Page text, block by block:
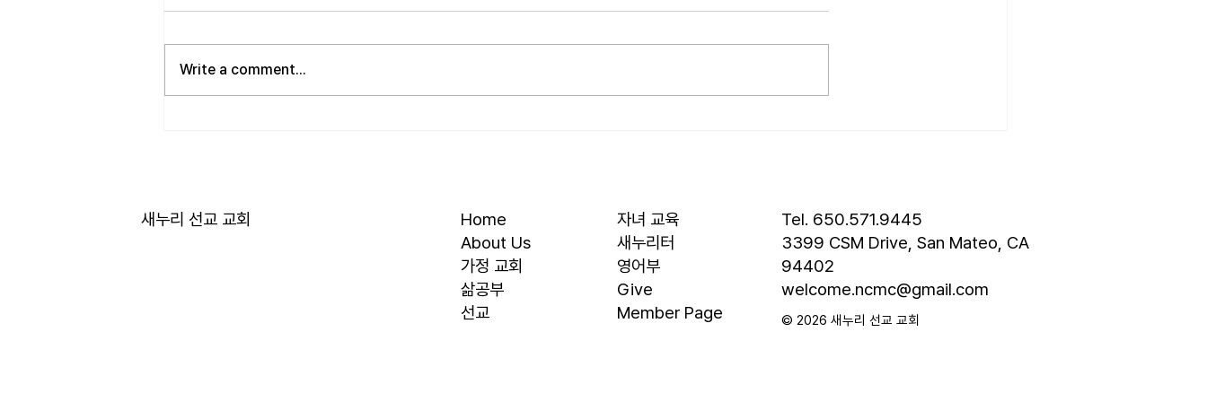
요? 모두가 아시는 대로 바로 교만
입니다. 이번 새벽기도 본문인 에
그렇다면 하나님께서는 왜 이토록
교만을 싫어하실까요? 성경에 말
다. 산업혁명 이후 급속도로 발전
고, 쇼핑몰에 가지 않아도 온라인
으로 필요한 물건을 주문하면 집까
지 배달받을 수 있습니다. 식료품
장
우리는 살아가는 동안 수많은 기대
대, 관계를 맺을 때 갖는 기대 등 기
음 3장 8절, “그러므로 회
Write a comment...
Home
About Us
​가정 교회
​삶공부
​선교
자녀 교육
새누리터
영어부
Give
Member Page
Tel. 650.571.9445
3399 CSM Drive, San Mateo, CA
94402
welcome.ncmc@gmail.com
© 2026 새누리 선교 교회
새누리 선교 교회